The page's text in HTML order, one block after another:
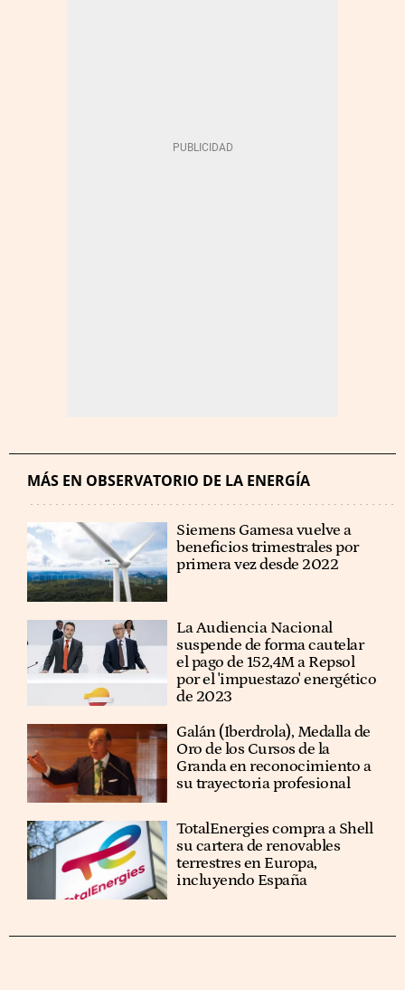
MÁS EN OBSERVATORIO DE LA ENERGÍA
Siemens Gamesa vuelve a
beneficios trimestrales por
primera vez desde 2022
La Audiencia Nacional
suspende de forma cautelar
el pago de 152,4M a Repsol
por el 'impuestazo' energético
de 2023
Galán (Iberdrola), Medalla de
Oro de los Cursos de la
Granda en reconocimiento a
su trayectoria profesional
TotalEnergies compra a Shell
su cartera de renovables
terrestres en Europa,
incluyendo España